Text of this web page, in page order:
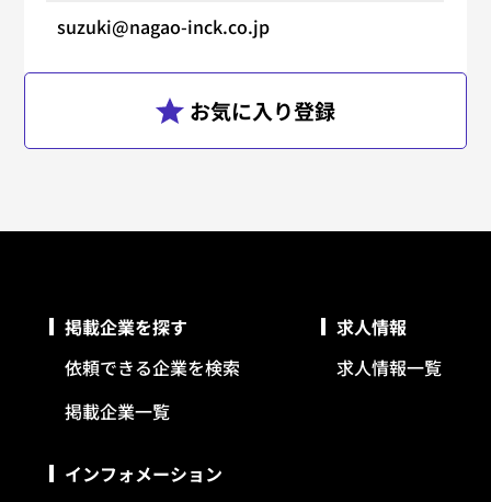
suzuki@nagao-inck.co.jp
掲載企業を探す
依頼できる企業を検索
掲載企業一覧
求人情報
求人情報一覧
インフォメーション